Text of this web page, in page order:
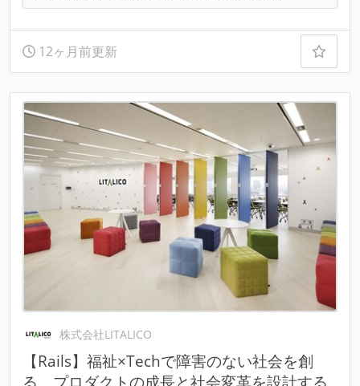
12ヶ月前更新
株式会社LITALICO
【Rails】福祉×Techで障害のない社会を創
る。プロダクトの成長と社会変革を設計する